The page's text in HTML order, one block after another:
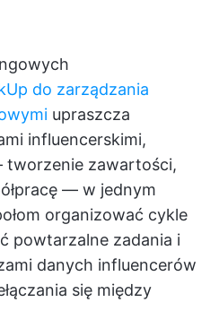
do zarządzania
upraszcza
influencerskimi,
zawartości,
— w jednym
organizować cykle
powtarzalne zadania i
danych influencerów
się między